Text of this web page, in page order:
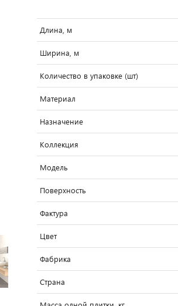
Длина, м
Ширина, м
Количество в упаковке (шт)
Материал
Назначение
Коллекция
Модель
Поверхность
Фактура
Цвет
Фабрика
Страна